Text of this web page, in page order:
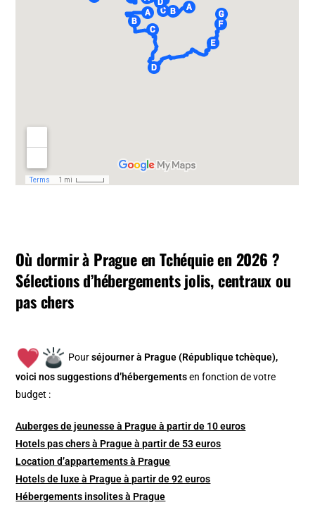
Où dormir à Prague en Tchéquie en 2026 ?
Sélections d’hébergements jolis, centraux ou
pas chers
Pourséjourner à Prague (République tchèque),
voici nos suggestions d’hébergements en fonction de votre
budget :
Auberges de jeunesse à Prague à partir de 10 euros
Hotels pas chers à Prague à partir de 53 euros
Location d’appartements à Prague
Hotels de luxe à Prague à partir de 92 euros
Hébergements insolites à Prague